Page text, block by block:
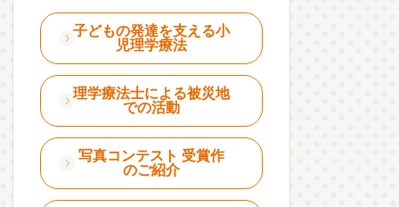
子どもの発達を支える小
児理学療法
理学療法士による被災地
での活動
写真コンテスト 受賞作
のご紹介